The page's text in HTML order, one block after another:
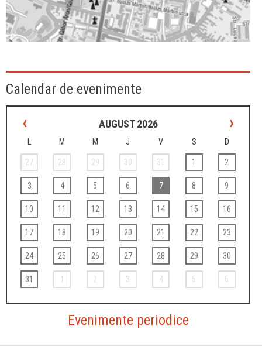
Calendar de evenimente
‹ AUGUST 2026 ›
M M J V S D
27 28 29 30 31 1 2
3 4 5 6 7 8 9
10 11 12 13 14 15 16
17 18 19 20 21 22 23
24 25 26 27 28 29 30
31 1 2 3 4 5 6
Evenimente periodice